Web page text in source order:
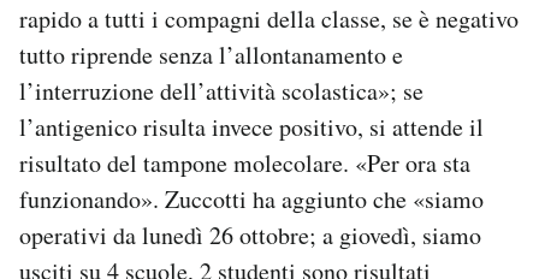
rapido a tutti i compagni della classe, se è negativo
tutto riprende senza l’allontanamento e
l’interruzione dell’attività scolastica»; se
l’antigenico risulta invece positivo, si attende il
risultato del tampone molecolare. «Per ora sta
funzionando». Zuccotti ha aggiunto che «siamo
operativi da lunedì 26 ottobre; a giovedì, siamo
usciti su 4 scuole, 2 studenti sono risultati